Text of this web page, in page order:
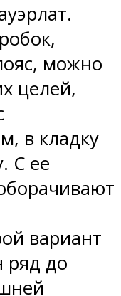
можно
целей,
в кладку
С ее
вариант
ряд до